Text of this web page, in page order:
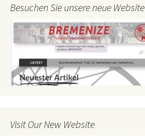
Besuchen Sie unsere neue Website
Visit Our New Website